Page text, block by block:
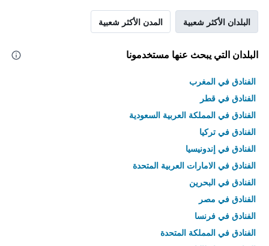
البلدان الأكثر شعبية المدن الأكثر شعبية
البلدان التي يبحث عنها مستخدمونا
الفنادق في المغرب
الفنادق في قطر
الفنادق في المملكة العربية السعودية
الفنادق في تركيا
الفنادق في إندونيسيا
الفنادق في الامارات العربية المتحدة
الفنادق في البحرين
الفنادق في مصر
الفنادق في فرنسا
الفنادق في المملكة المتحدة